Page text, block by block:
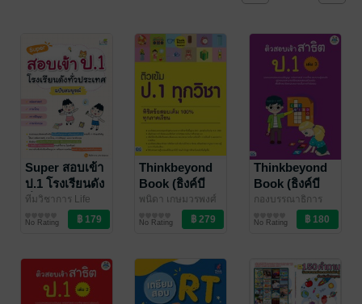
Super สอบเข้า
ป.1 โรงเรียนดัง
ทั่วประเทศ ฉบับ
ทีมวิชาการ Life
/ อินส์พัล
การศึกษา/ตำรา
เรียน
No Rating
Thinkbeyond
Book (ธิงค์บี
ยอนด์ บุ๊คส์)
12646 ติวเข้ม
ป.1 ทุกวิชา
100% ทุกภาค
เรียน
พนิดา เกษมวรพงศ์
กุล, อภิชัย มานิตย
กุล, ชฎาพร ขาวล้ำ
กฤษณะ ทีมีศรี
/
Thinkbeyondbook
การศึกษา/ตำรา
เรียน
No Rating
Thinkbeyond
Book (ธิงค์บี
ยอนด์ บุ๊คส์)
12615 ติวสอบ
เข้าสาธิต ป.1
กองบรรณาธิการ
ธิงค์บียอนด์คิดส์/
Thinkbeyondbook
การศึกษา/ตำรา
เรียน
No Rating